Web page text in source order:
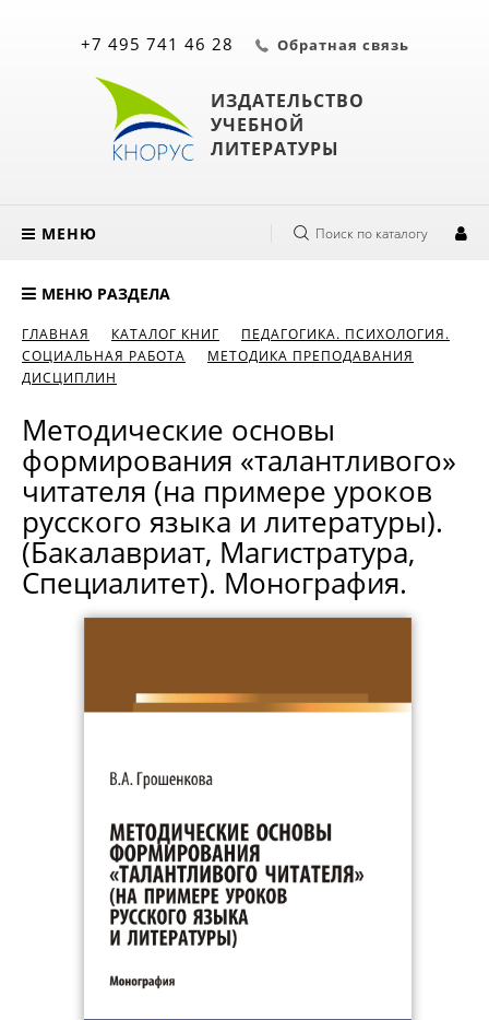
ИЗДАТЕЛЬСТВО
УЧЕБНОЙ
ЛИТЕРАТУРЫ
+7 495 741 46 28 Обратная связь
МЕНЮ Поиск по каталогу
МЕНЮ РАЗДЕЛА
ГЛАВНАЯ КАТАЛОГ КНИГ
ПЕДАГОГИКА. ПСИХОЛОГИЯ.
СОЦИАЛЬНАЯ РАБОТА
МЕТОДИКА ПРЕПОДАВАНИЯ
ДИСЦИПЛИН
Методические основы
формирования «талантливого»
читателя (на примере уроков
русского языка и литературы).
(Бакалавриат, Магистратура,
Специалитет). Монография.